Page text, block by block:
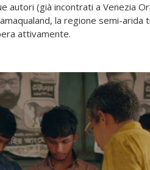
autori (già incontrati a Venezia
la regione semi-arida
attivamente.